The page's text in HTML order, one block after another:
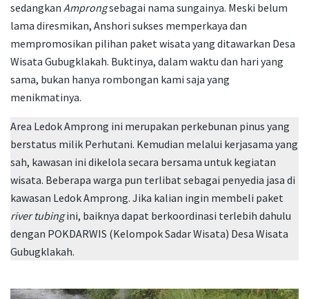
sedangkan Amprongsebagai nama sungainya. Meski belum
lama diresmikan, Anshori sukses memperkaya dan
mempromosikan pilihan paket wisata yang ditawarkan Desa
Wisata Gubugklakah. Buktinya, dalam waktu dan hari yang
sama, bukan hanya rombongan kami saja yang
menikmatinya.
Area Ledok Amprong ini merupakan perkebunan pinus yang
berstatus milik Perhutani. Kemudian melalui kerjasama yang
sah, kawasan ini dikelola secara bersama untuk kegiatan
wisata. Beberapa warga pun terlibat sebagai penyedia jasa di
kawasan Ledok Amprong. Jika kalian ingin membeli paket
river tubingini, baiknya dapat berkoordinasi terlebih dahulu
dengan POKDARWIS (Kelompok Sadar Wisata) Desa Wisata
Gubugklakah.